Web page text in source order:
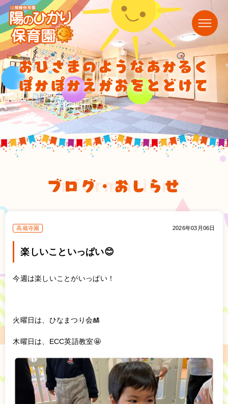
おひさまのようなあかるく
ぽかぽかえがおをとどけて
ブログ・おしらせ
information
高蔵寺園 2026年03月06日
楽しいこといっぱい😊
今週は楽しいことがいっぱい！
火曜日は、ひなまつり会🎎
木曜日は、ECC英語教室🤩